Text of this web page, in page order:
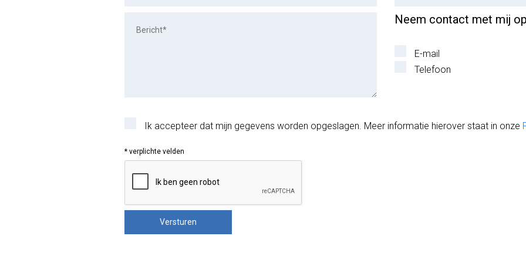
Neem contact met mij
E-mail
Telefoon
Ik accepteer dat mijn gegevens worden opgeslagen. Meer informatie hierover staat in onze
* verplichte velden